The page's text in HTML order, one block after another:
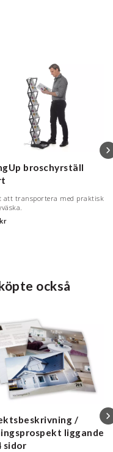
broschyrställ
att transportera med praktisk
också
/
liggande
sidor